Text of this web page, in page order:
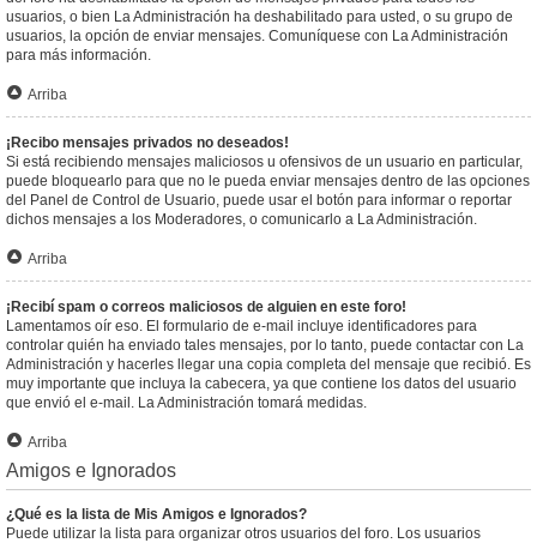
usuarios, o bien La Administración ha deshabilitado para usted, o su grupo de
usuarios, la opción de enviar mensajes. Comuníquese con La Administración
para más información.
Arriba
¡Recibo mensajes privados no deseados!
Si está recibiendo mensajes maliciosos u ofensivos de un usuario en particular,
puede bloquearlo para que no le pueda enviar mensajes dentro de las opciones
del Panel de Control de Usuario, puede usar el botón para informar o reportar
dichos mensajes a los Moderadores, o comunicarlo a La Administración.
Arriba
¡Recibí spam o correos maliciosos de alguien en este foro!
Lamentamos oír eso. El formulario de e-mail incluye identificadores para
controlar quién ha enviado tales mensajes, por lo tanto, puede contactar con La
Administración y hacerles llegar una copia completa del mensaje que recibió. Es
muy importante que incluya la cabecera, ya que contiene los datos del usuario
que envió el e-mail. La Administración tomará medidas.
Arriba
Amigos e Ignorados
¿Qué es la lista de Mis Amigos e Ignorados?
Puede utilizar la lista para organizar otros usuarios del foro. Los usuarios